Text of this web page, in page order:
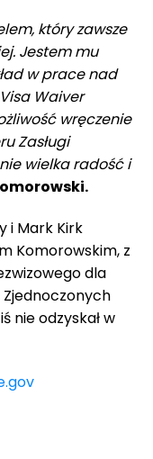
który zawsze
Jestem mu
w prace nad
Waiver
wręczenie
Zasługi
wielka radość i
i Mark Kirk
Komorowskim, z
dla
Zjednoczonych
nie odzyskał w